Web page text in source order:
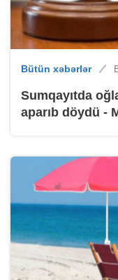
Bütün xəbərlər
Sumqayıtda
aparıb döydü -